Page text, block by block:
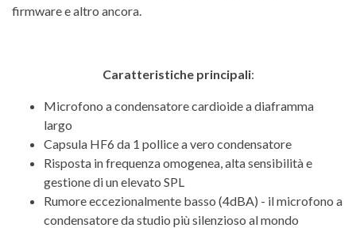
firmware e altro ancora.
Caratteristiche principali:
Microfono a condensatore cardioide a diaframma
largo
Capsula HF6 da 1 pollice a vero condensatore
Risposta in frequenza omogenea, alta sensibilità e
gestione di un elevato SPL
Rumore eccezionalmente basso (4dBA) - il microfono a
condensatore da studio più silenzioso al mondo